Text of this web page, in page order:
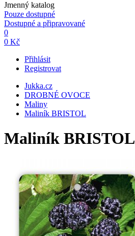
Jmenný katalog
Pouze dostupné
Dostupné a připravované
0
0 Kč
Přihlásit
Registrovat
Jukka.cz
DROBNÉ OVOCE
Maliny
Maliník BRISTOL
Maliník BRISTOL